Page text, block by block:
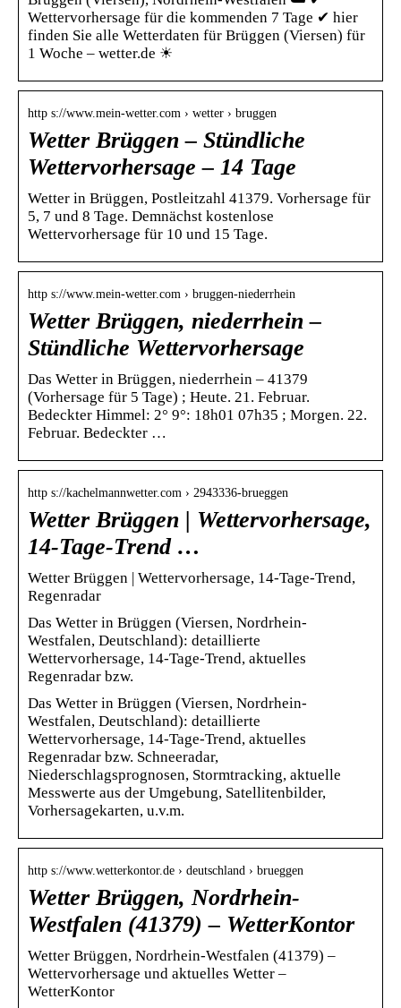
Wettervorhersage für die kommenden 7 Tage ✔ hier
finden Sie alle Wetterdaten für Brüggen (Viersen) für
1 Woche – wetter.de ☀
http s://www.mein-wetter.com › wetter › bruggen
Wetter Brüggen – Stündliche
Wettervorhersage – 14 Tage
Wetter in Brüggen, Postleitzahl 41379. Vorhersage für
5, 7 und 8 Tage. Demnächst kostenlose
Wettervorhersage für 10 und 15 Tage.
http s://www.mein-wetter.com › bruggen-niederrhein
Wetter Brüggen, niederrhein –
Stündliche Wettervorhersage
Das Wetter in Brüggen, niederrhein – 41379
(Vorhersage für 5 Tage) ; Heute. 21. Februar.
Bedeckter Himmel: 2° 9°: 18h01 07h35 ; Morgen. 22.
Februar. Bedeckter …
http s://kachelmannwetter.com › 2943336-brueggen
Wetter Brüggen | Wettervorhersage,
14-Tage-Trend …
Wetter Brüggen | Wettervorhersage, 14-Tage-Trend,
Regenradar
Das Wetter in Brüggen (Viersen, Nordrhein-
Westfalen, Deutschland): detaillierte
Wettervorhersage, 14-Tage-Trend, aktuelles
Regenradar bzw.
Das Wetter in Brüggen (Viersen, Nordrhein-
Westfalen, Deutschland): detaillierte
Wettervorhersage, 14-Tage-Trend, aktuelles
Regenradar bzw. Schneeradar,
Niederschlagsprognosen, Stormtracking, aktuelle
Messwerte aus der Umgebung, Satellitenbilder,
Vorhersagekarten, u.v.m.
http s://www.wetterkontor.de › deutschland › brueggen
Wetter Brüggen, Nordrhein-
Westfalen (41379) – WetterKontor
Wetter Brüggen, Nordrhein-Westfalen (41379) –
Wettervorhersage und aktuelles Wetter –
WetterKontor